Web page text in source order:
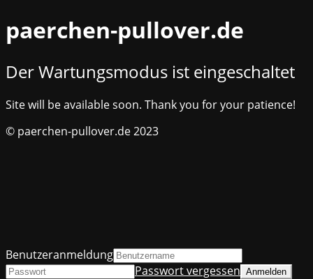
paerchen-pullover.de
Der Wartungsmodus ist eingeschaltet
Site will be available soon. Thank you for your patience!
© paerchen-pullover.de 2023
Benutzeranmeldung
Passwort vergessen